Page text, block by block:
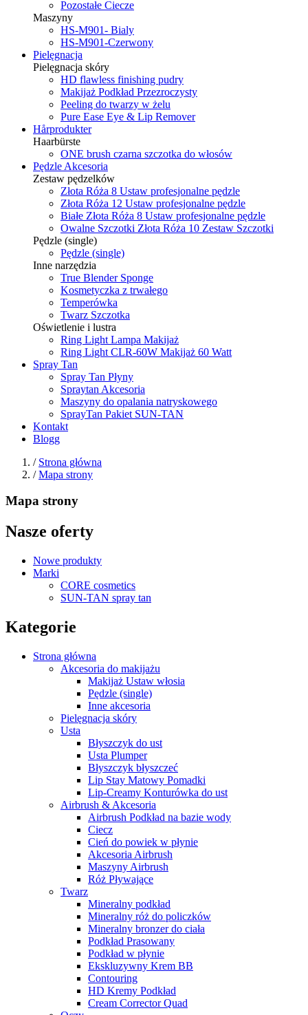
Pozostałe Ciecze
Maszyny
HS-M901- Bialy
HS-M901-Czerwony
Pielęgnacja
Pielęgnacja skóry
HD flawless finishing pudry
Makijaż Podkład Przezroczysty
Peeling do twarzy w żelu
Pure Ease Eye & Lip Remover
Hårprodukter
Haarbürste
ONE brush czarna szczotka do włosów
Pędzle Akcesoria
Zestaw pędzelków
Złota Róża 8 Ustaw profesjonalne pędzle
Złota Róża 12 Ustaw profesjonalne pędzle
Białe Złota Róża 8 Ustaw profesjonalne pędzle
Owalne Szczotki Złota Róża 10 Zestaw Szczotki
Pędzle (single)
Pędzle (single)
Inne narzędzia
True Blender Sponge
Kosmetyczka z trwałego
Temperówka
Twarz Szczotka
Oświetlenie i lustra
Ring Light Lampa Makijaż
Ring Light CLR-60W Makijaż 60 Watt
Spray Tan
Spray Tan Płyny
Spraytan Akcesoria
Maszyny do opalania natryskowego
SprayTan Pakiet SUN-TAN
Kontakt
Blogg
/ Strona główna
/ Mapa strony
Mapa strony
Nasze oferty
Nowe produkty
Marki
CORE cosmetics
SUN-TAN spray tan
Kategorie
Strona główna
Akcesoria do makijażu
Makijaż Ustaw włosia
Pędzle (single)
Inne akcesoria
Pielęgnacja skóry
Usta
Błyszczyk do ust
Usta Plumper
Błyszczyk błyszczeć
Lip Stay Matowy Pomadki
Lip-Creamy Konturówka do ust
Airbrush & Akcesoria
Airbrush Podkład na bazie wody
Ciecz
Cień do powiek w płynie
Akcesoria Airbrush
Maszyny Airbrush
Róż Pływające
Twarz
Mineralny podkład
Mineralny róż do policzków
Mineralny bronzer do ciała
Podkład Prasowany
Podkład w płynie
Ekskluzywny Krem BB
Contouring
HD Kremy Podkład
Cream Corrector Quad